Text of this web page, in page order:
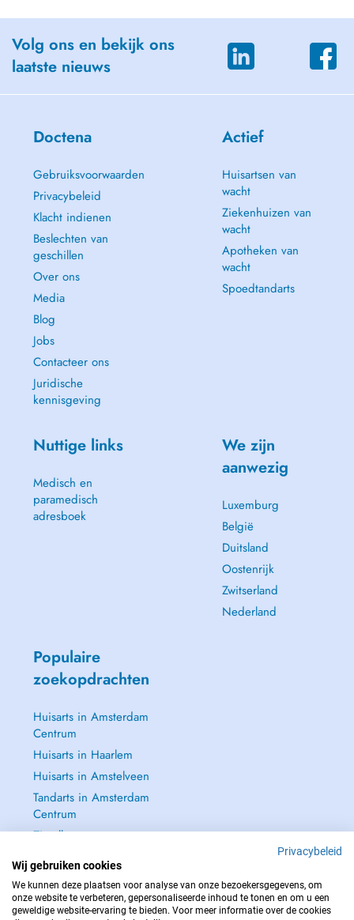
Volg ons en bekijk ons
laatste nieuws
Doctena
Gebruiksvoorwaarden
Privacybeleid
Klacht indienen
Beslechten van
geschillen
Over ons
Media
Blog
Jobs
Contacteer ons
Juridische
kennisgeving
Actief
Huisartsen van
wacht
Ziekenhuizen van
wacht
Apotheken van
wacht
Spoedtandarts
Nuttige links
Medisch en
paramedisch
adresboek
We zijn
aanwezig
Luxemburg
België
Duitsland
Oostenrijk
Zwitserland
Nederland
Populaire
zoekopdrachten
Huisarts in Amsterdam
Centrum
Huisarts in Haarlem
Huisarts in Amstelveen
Tandarts in Amsterdam
Centrum
Zie alle →
Privacybeleid
Wij gebruiken cookies
We kunnen deze plaatsen voor analyse van onze bezoekersgegevens, om
onze website te verbeteren, gepersonaliseerde inhoud te tonen en om u een
geweldige website-ervaring te bieden. Voor meer informatie over de cookies